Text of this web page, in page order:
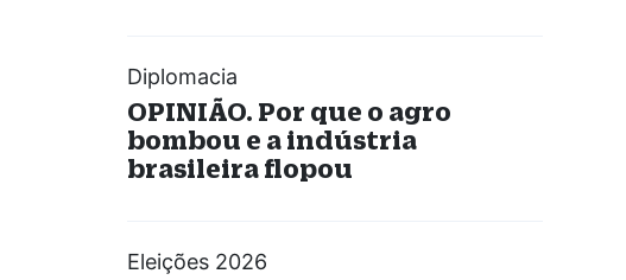
Diplomacia
OPINIÃO. Por que o agro
bombou e a indústria
brasileira flopou
Eleições 2026